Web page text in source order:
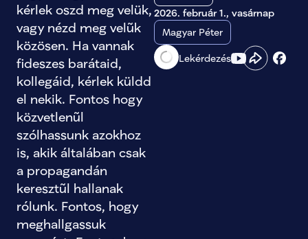
kérlek oszd meg velük,
vagy nézd meg velũk
közösen. Ha vannak
fideszes barátaid,
kollegáid, kérlek küldd
el nekik. Fontos hogy
közvetlenũl
szólhassunk azokhoz
is, akik általában csak
a propagandán
keresztũl hallanak
rólunk. Fontos, hogy
meghallgassuk
2026. február 1., vasárnap
Magyar Péter
Lekérdezés